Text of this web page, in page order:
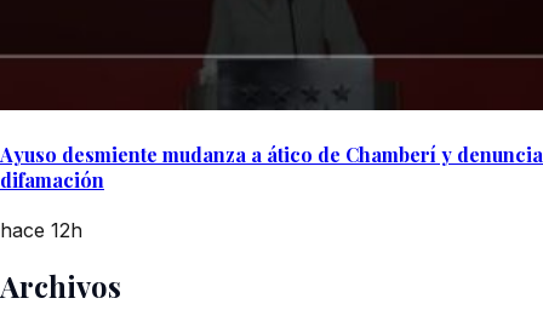
Ayuso desmiente mudanza a ático de Chamberí y denuncia
difamación
hace 12h
Archivos